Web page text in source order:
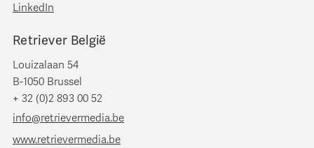
LinkedIn
Retriever België
Louizalaan 54
B-1050 Brussel
+ 32 (0)2 893 00 52
info@retrievermedia.be
www.retrievermedia.be